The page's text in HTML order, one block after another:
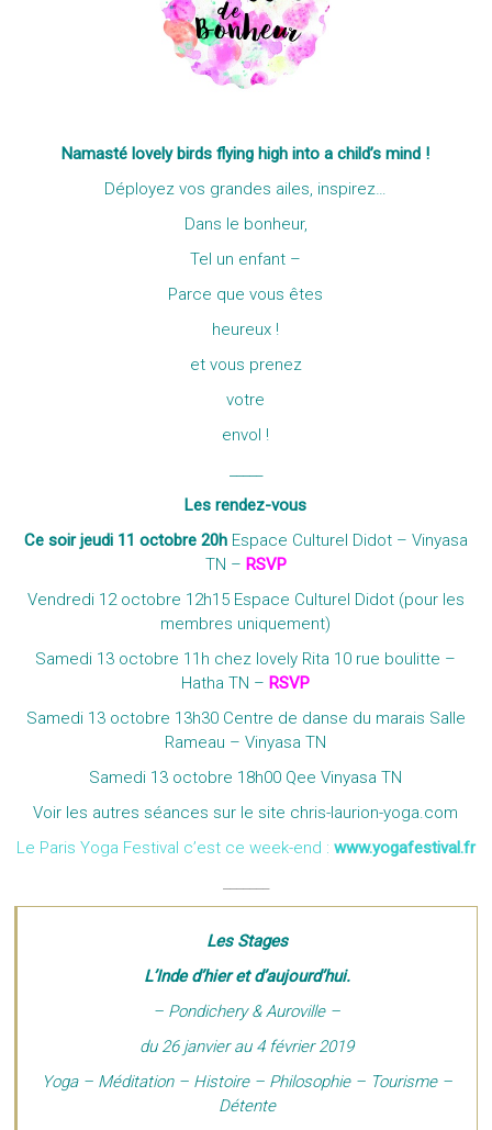
Namasté lovely birds flying high into a child’s mind !
Déployez vos grandes ailes, inspirez…
Dans le bonheur,
Tel un enfant –
Parce quevous êtes
heureux !
et vous prenez
votre
envol !
Les rendez-vous
Ce soir jeudi 11 octobre 20hEspace Culturel Didot – Vinyasa
TN – RSVP
Vendredi 12 octobre 12h15 Espace Culturel Didot (pour les
membres uniquement)
Samedi 13 octobre 11h chez lovely Rita 10 rue boulitte –
Hatha TN –RSVP
Samedi 13 octobre 13h30 Centre de danse du marais Salle
Rameau – Vinyasa TN
Samedi 13 octobre 18h00 Qee Vinyasa TN
Voir les autres séances sur le site chris-laurion-yoga.com
Le Paris Yoga Festival c’est ce week-end : www.yogafestival.fr
Les Stages
L’Inde d’hier et d’aujourd’hui.
– Pondichery & Auroville –
du 26 janvier au 4 février 2019
Yoga – Méditation – Histoire – Philosophie – Tourisme –
Détente